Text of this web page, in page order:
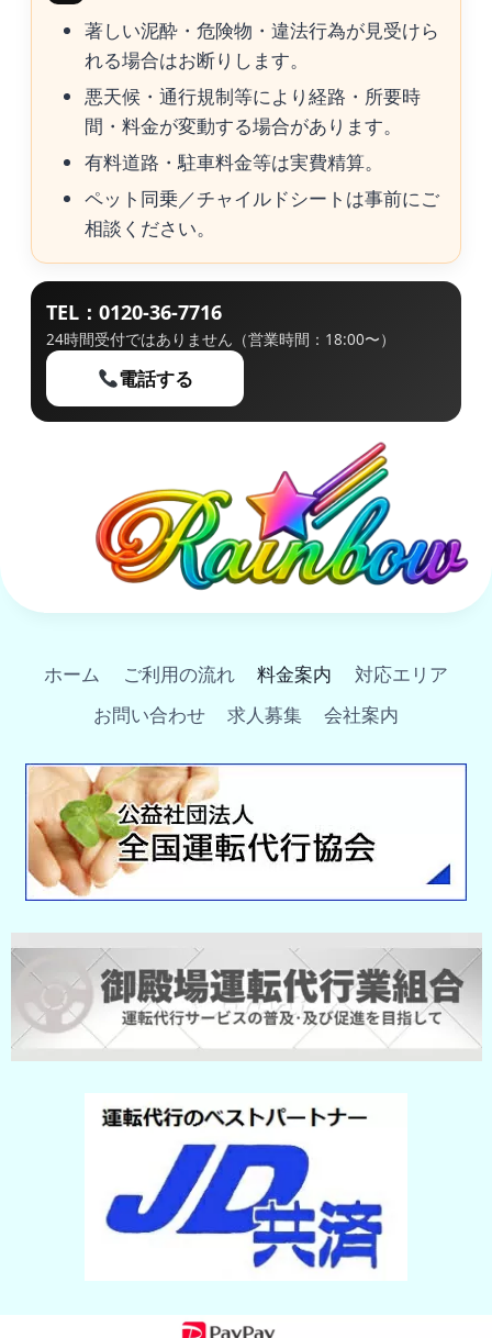
著しい泥酔・危険物・違法行為が見受けら
れる場合はお断りします。
悪天候・通行規制等により経路・所要時
間・料金が変動する場合があります。
有料道路・駐車料金等は実費精算。
ペット同乗／チャイルドシートは事前にご
相談ください。
TEL：0120-36-7716
24時間受付ではありません（営業時間：18:00〜）
電話する
ホーム ご利用の流れ 料金案内
対応エリア
お問い合わせ
求人募集 会社案内